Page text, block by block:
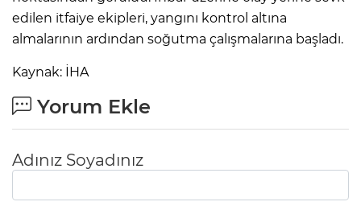
edilen itfaiye ekipleri, yangını kontrol altına
almalarının ardından soğutma çalışmalarına başladı.
Kaynak: İHA
Yorum Ekle
Adınız Soyadınız